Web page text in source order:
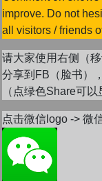
improve. Do not
all visitors / friends
请大家使用右侧（
分享到FB（脸书）
（点绿色Share可以
点击微信logo -> 微